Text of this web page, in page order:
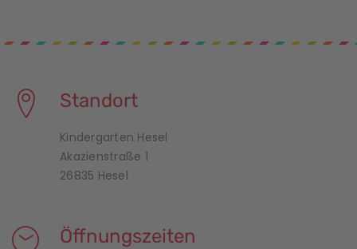
Standort
Kindergarten Hesel
Akazienstraße 1
26835 Hesel
Öffnungszeiten